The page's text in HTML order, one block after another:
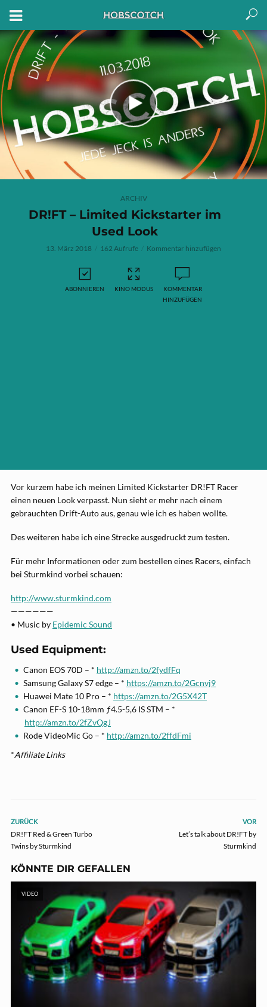
ARCHIV
DR!FT – Limited Kickstarter im
Used Look
13. März 2018 162 Aufrufe Kommentar hinzufügen
ABONNIEREN KINO MODUS
KOMMENTAR
HINZUFÜGEN
Vor kurzem habe ich meinen Limited Kickstarter DR!FT Racer
einen neuen Look verpasst. Nun sieht er mehr nach einem
gebrauchten Drift-Auto aus, genau wie ich es haben wollte.
Des weiteren habe ich eine Strecke ausgedruckt zum testen.
Für mehr Informationen oder zum bestellen eines Racers, einfach
bei Sturmkind vorbei schauen:
http://www.sturmkind.com
——————
• Music by Epidemic Sound
Used Equipment:
Canon EOS 70D – * http://amzn.to/2fydfFq
Samsung Galaxy S7 edge – * https://amzn.to/2Gcnvj9
Huawei Mate 10 Pro – * https://amzn.to/2G5X42T
Canon EF-S 10-18mm ƒ4.5-5,6 IS STM – *
http://amzn.to/2fZvQgJ
Rode VideoMic Go – * http://amzn.to/2ffdFmi
*Affiliate Links
ZURÜCK
DR!FT Red & Green Turbo
Twins by Sturmkind
VOR
Let’s talk about DR!FT by
Sturmkind
KÖNNTE DIR GEFALLEN
VIDEO